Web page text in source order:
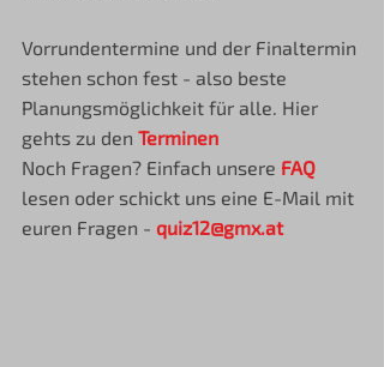
Vorrundentermine und der Finaltermin
stehen schon fest - also beste
Planungsmöglichkeit für alle. Hier
gehts zu den Terminen
Noch Fragen? Einfach unsere FAQ
lesen oder schickt uns eine E-Mail mit
euren Fragen - quiz12@gmx.at